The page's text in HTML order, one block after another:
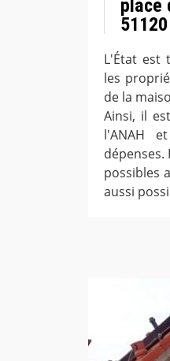
place
51120
L'État est
les
de la
Ainsi, il
l'ANAH
possibles
aussi